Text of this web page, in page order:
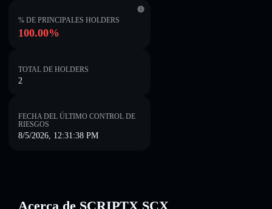
% DE PRINCIPALES HOLDERS
100.00%
TOTAL DE HOLDERS
2
FECHA DEL ÚLTIMO CONTROL DE
RIESGOS
8/5/2026, 12:31:38 PM
Acerca de SCRIPTX SCX